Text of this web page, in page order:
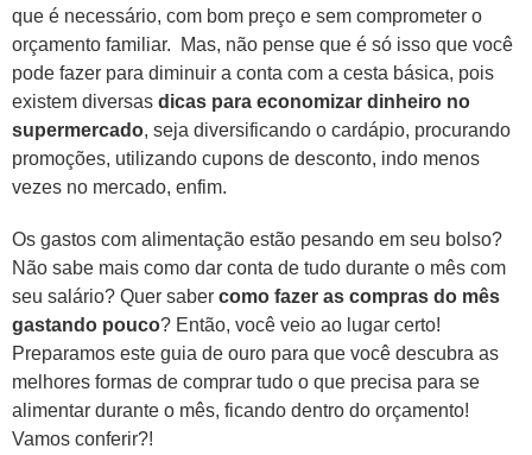
que é necessário, com bom preço e sem comprometer o
orçamento familiar. Mas, não pense que é só isso que você
pode fazer para diminuir a conta com a cesta básica, pois
existem diversas dicas para economizar dinheiro no
supermercado, seja diversificando o cardápio, procurando
promoções, utilizando cupons de desconto, indo menos
vezes no mercado, enfim.
Os gastos com alimentação estão pesando em seu bolso?
Não sabe mais como dar conta de tudo durante o mês com
seu salário? Quer saber como fazer as compras do mês
gastando pouco? Então, você veio ao lugar certo!
Preparamos este guia de ouro para que você descubra as
melhores formas de comprar tudo o que precisa para se
alimentar durante o mês, ficando dentro do orçamento!
Vamos conferir?!